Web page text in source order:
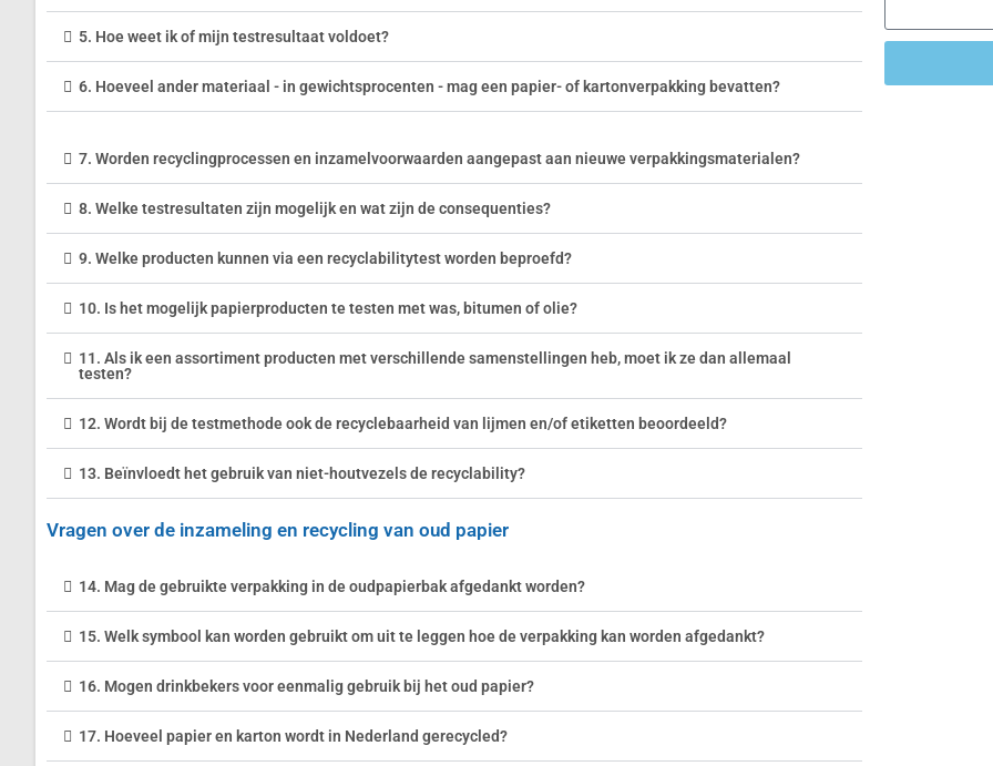
5. Hoe weet ik of mijn testresultaat voldoet?
6. Hoeveel ander materiaal - in gewichtsprocenten - mag een papier- of kartonverpakking bevatten?
7. Worden recyclingprocessen en inzamelvoorwaarden aangepast aan nieuwe verpakkingsmaterialen?
8. Welke testresultaten zijn mogelijk en wat zijn de consequenties?
9. Welke producten kunnen via een recyclabilitytest worden beproefd?
10. Is het mogelijk papierproducten te testen met was, bitumen of olie?
11. Als ik een assortiment producten met verschillende samenstellingen heb, moet ik ze dan allemaal
testen?
12. Wordt bij de testmethode ook de recyclebaarheid van lijmen en/of etiketten beoordeeld?
13. Beïnvloedt het gebruik van niet-houtvezels de recyclability?
Vragen over de inzameling en recycling van oud papier
14. Mag de gebruikte verpakking in de oudpapierbak afgedankt worden?
15. Welk symbool kan worden gebruikt om uit te leggen hoe de verpakking kan worden afgedankt?
16. Mogen drinkbekers voor eenmalig gebruik bij het oud papier?
17. Hoeveel papier en karton wordt in Nederland gerecycled?